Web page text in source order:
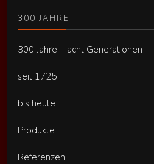
300 JAHRE
300 Jahre – acht Generationen
seit 1725
bis heute
Produkte
Referenzen